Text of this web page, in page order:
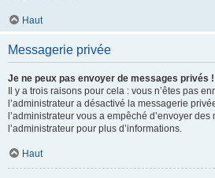
Haut
Messagerie privée
Je ne peux pas envoyer de messages privés !
Il y a trois raisons pour cela : vous n’êtes pas
l’administrateur a désactivé la messagerie
l’administrateur vous a empêché d’envoyer
l’administrateur pour plus d’informations.
Haut